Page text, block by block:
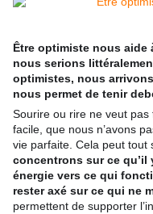
Être optimiste nous aide
nous serions
optimistes, nous
nous permet de tenir
Sourire ou rire ne veut
facile, que nous n’avons
vie parfaite. Cela peut tout
concentrons sur ce qu’il
énergie vers ce qui
rester axé sur ce qui ne
permettent de supporter